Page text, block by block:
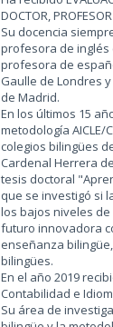
DOCTOR,
Su docencia
profesora de inglés
profesora de
Gaulle de Londres
de Madrid.
En los últimos 15
metodología
colegios bilingües
Cardenal Herrera
tesis doctoral
que se investigó si
los bajos niveles
futuro innovadora
enseñanza
bilingües.
En el año 2019
Contabilidad e
Su área de